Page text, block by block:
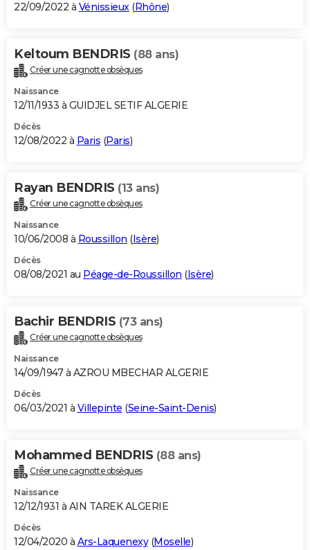
22/09/2022 à Vénissieux(Rhône)
Keltoum BENDRIS (88 ans)
Créer une cagnotte obsèques
Naissance
12/11/1933 à GUIDJEL SETIF ALGERIE
Décès
12/08/2022 à Paris (Paris)
Rayan BENDRIS (13 ans)
Créer une cagnotte obsèques
Naissance
10/06/2008 à Roussillon (Isère)
Décès
08/08/2021 au Péage-de-Roussillon (Isère)
Bachir BENDRIS (73 ans)
Créer une cagnotte obsèques
Naissance
14/09/1947 à AZROU MBECHAR ALGERIE
Décès
06/03/2021 à Villepinte (Seine-Saint-Denis)
Mohammed BENDRIS (88 ans)
Créer une cagnotte obsèques
Naissance
12/12/1931 à AIN TAREK ALGERIE
Décès
12/04/2020 à Ars-Laquenexy(Moselle)